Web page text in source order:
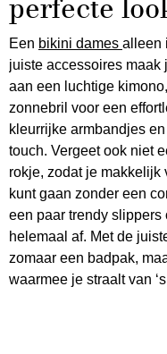
perfecte
Een bikini dames alleen
juiste accessoires maak
aan een luchtige
zonnebril voor een
kleurrijke armbandjes
touch. Vergeet ook niet
rokje, zodat je makkelijk
kunt gaan zonder een
een paar trendy
helemaal af. Met de
zomaar een badpak,
waarmee je straalt van